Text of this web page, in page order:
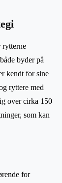
rytterne
byder på
kendt for sine
ryttere med
over cirka 150
som kan
for